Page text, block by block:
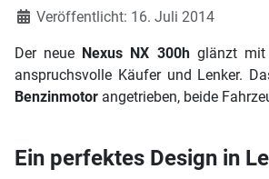
DetailsVeröffentlicht: 16. Juli 2014
Der neue Nexus NX 300hglänzt mit
anspruchsvolle Käufer und Lenker.
Benzinmotor angetrieben, beide
Ein perfektes Design in